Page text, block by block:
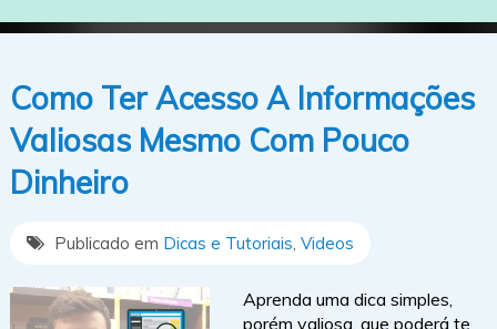
Como Ter Acesso A Informações
Valiosas Mesmo Com Pouco
Dinheiro
Publicado em Dicas e Tutoriais Videos
Aprenda uma dica simples,
porém valiosa, que poderá te